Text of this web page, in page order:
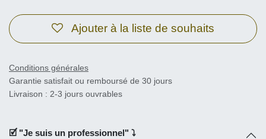
Ajouter à la liste de souhaits
Conditions générales
Garantie satisfait ou remboursé de 30 jours
Livraison : 2-3 jours ouvrables
🗹 "Je suis un professionnel" ⤵